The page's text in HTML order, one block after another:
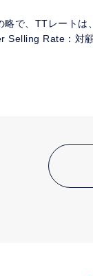
で、TTレートは
Selling Rate：対